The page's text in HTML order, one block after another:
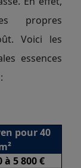
propres
Voici les
essences
pour 40
à 5 800 €